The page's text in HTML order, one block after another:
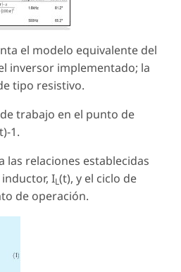
el modelo equivalente del
inversor implementado; la
tipo resistivo.
trabajo en el punto de
-1.
las relaciones establecidas
IL(t), y el ciclo de
de operación.